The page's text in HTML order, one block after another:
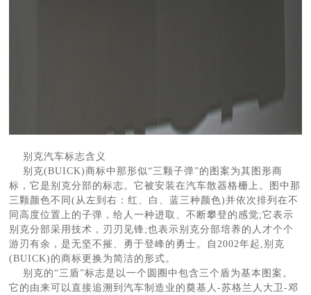
别克汽车标志含义
别克(BUICK)商标中那形似“三颗子弹”的图案为其图形商
标，它是别克分部的标志。它被安装在汽车散器格栅上。图中那
三颗颜色不同(从左到右：红、白、蓝三种颜色)并依次排列在不
同高度位置上的子弹，给人一种进取、不断攀登的感觉;它表示
别克分部采用技术，刃刃见锋;也表示别克分部培养的人才个个
游刃有余，是无坚不摧、勇于登峰的勇士。自2002年起,别克
(BUICK)的商标更换为简洁的形式。
别克的“三盾”标志是以一个圆圈中包含三个盾为基本图案。
它的由来可以直接追溯到汽车制造业的奠基人-苏格兰人大卫-邓